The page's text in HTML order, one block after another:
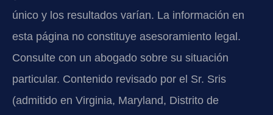
único y los resultados varían. La información en
esta página no constituye asesoramiento legal.
Consulte con un abogado sobre su situación
particular. Contenido revisado por el Sr. Sris
(admitido en Virginia, Maryland, Distrito de